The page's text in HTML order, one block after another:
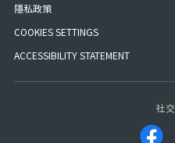
隱私政策
COOKIES SETTINGS
ACCESSIBILITY STATEMENT
社